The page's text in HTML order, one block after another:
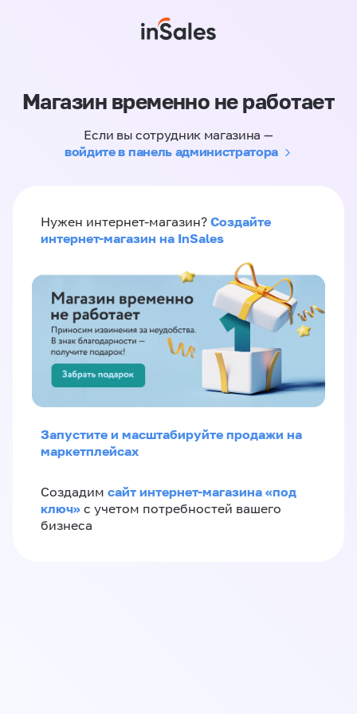
Магазин временно не работает
Если вы сотрудник магазина —
войдите в панель администратора
Нужен интернет-магазин? Создайте
интернет-магазин на InSales
Запустите и масштабируйте продажи на
маркетплейсах
Создадим сайт интернет-магазина «под
ключ» с учетом потребностей вашего
бизнеса